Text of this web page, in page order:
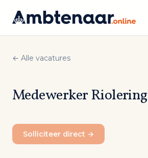
inhoud
← Alle vacatures
Medewerker Riolering
Solliciteer direct →